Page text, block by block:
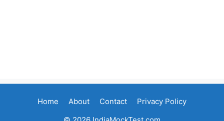
Home About Contact
Privacy Policy